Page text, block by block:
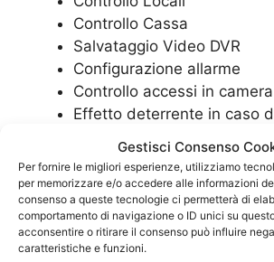
Gestisci Consenso
Per fornire le migliori esperienze, utilizziamo
per memorizzare e/o accedere alle informazioni
consenso a queste tecnologie ci permetterà di
comportamento di navigazione o ID unici su
acconsentire o ritirare il consenso può influire
caratteristiche e funzioni.
Controllo Cassa
Salvataggio Video DVR
Configurazione allarme
Controllo accessi in camera
Effetto deterrente in caso
SCOPRI LE PROPOSTE PER IL
ALBERGO